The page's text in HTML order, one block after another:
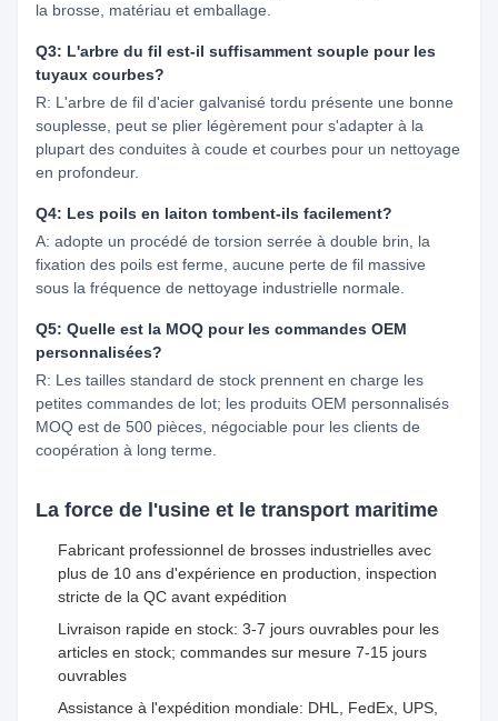
la brosse, matériau et emballage.
Q3: L'arbre du fil est-il suffisamment souple pour les
tuyaux courbes?
R: L'arbre de fil d'acier galvanisé tordu présente une bonne
souplesse, peut se plier légèrement pour s'adapter à la
plupart des conduites à coude et courbes pour un nettoyage
en profondeur.
Q4: Les poils en laiton tombent-ils facilement?
A: adopte un procédé de torsion serrée à double brin, la
fixation des poils est ferme, aucune perte de fil massive
sous la fréquence de nettoyage industrielle normale.
Q5: Quelle est la MOQ pour les commandes OEM
personnalisées?
R: Les tailles standard de stock prennent en charge les
petites commandes de lot; les produits OEM personnalisés
MOQ est de 500 pièces, négociable pour les clients de
coopération à long terme.
La force de l'usine et le transport maritime
Fabricant professionnel de brosses industrielles avec
plus de 10 ans d'expérience en production, inspection
stricte de la QC avant expédition
Livraison rapide en stock: 3-7 jours ouvrables pour les
articles en stock; commandes sur mesure 7-15 jours
ouvrables
Assistance à l'expédition mondiale: DHL, FedEx, UPS,